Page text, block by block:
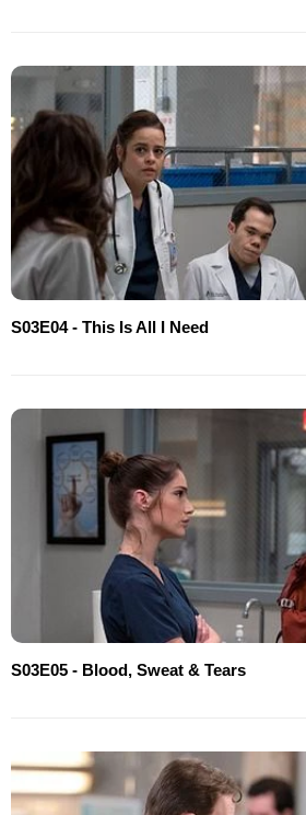
S03E04 - This Is All I Need
S03E05 - Blood, Sweat & Tears